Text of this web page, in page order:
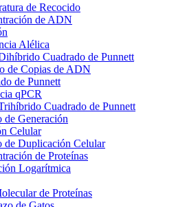
de Recocido
de ADN
Alélica
Cuadrado de Punnett
de Copias de ADN
de Punnett
qPCR
Cuadrado de Punnett
de Generación
Celular
de Duplicación Celular
de Proteínas
Logarítmica
de Proteínas